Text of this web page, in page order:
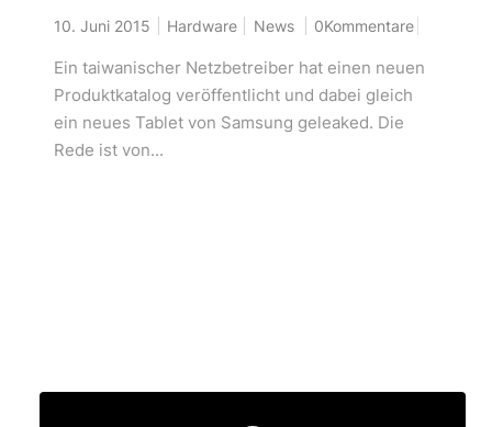
10. Juni 2015 Hardware News 0Kommentare
Ein taiwanischer Netzbetreiber hat einen neuen
Produktkatalog veröffentlicht und dabei gleich
ein neues Tablet von Samsung geleaked. Die
Rede ist von...